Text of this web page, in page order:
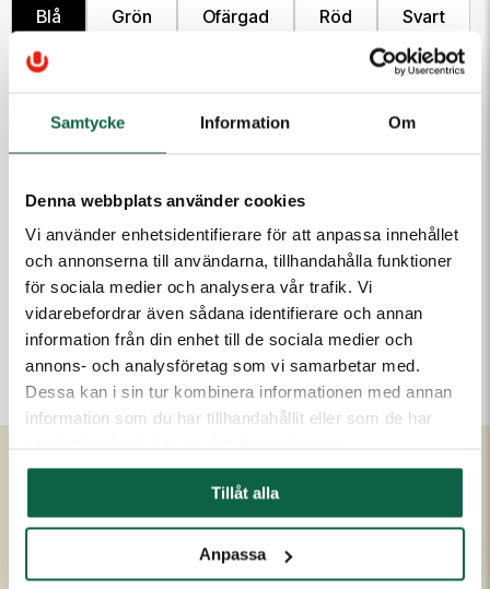
Samtycke Information Om
Denna webbplats använder cookies
Vi använder enhetsidentifierare för att anpassa innehållet
och annonserna till användarna, tillhandahålla funktioner
för sociala medier och analysera vår trafik. Vi
vidarebefordrar även sådana identifierare och annan
information från din enhet till de sociala medier och
annons- och analysföretag som vi samarbetar med.
Dessa kan i sin tur kombinera informationen med annan
information som du har tillhandahållit eller som de har
Tillåt alla
Anpassa
Blå Grön Ofärgad Röd Svart
PRODUKTEGENSKAPER
Färg
Blå
Historia
Kundservice
Kontakta oss
FAQ